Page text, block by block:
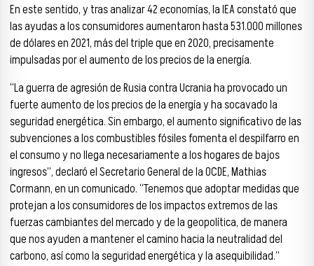
En este sentido, y tras analizar 42 economías, la IEA constató que
las ayudas a los consumidores aumentaron hasta 531.000 millones
de dólares en 2021, más del triple que en 2020, precisamente
impulsadas por el aumento de los precios de la energía.
“La guerra de agresión de Rusia contra Ucrania ha provocado un
fuerte aumento de los precios de la energía y ha socavado la
seguridad energética. Sin embargo, el aumento significativo de las
subvenciones a los combustibles fósiles fomenta el despilfarro en
el consumo y no llega necesariamente a los hogares de bajos
ingresos”, declaró el Secretario General de la OCDE, Mathias
Cormann, en un comunicado. “Tenemos que adoptar medidas que
protejan a los consumidores de los impactos extremos de las
fuerzas cambiantes del mercado y de la geopolítica, de manera
que nos ayuden a mantener el camino hacia la neutralidad del
carbono, así como la seguridad energética y la asequibilidad.”